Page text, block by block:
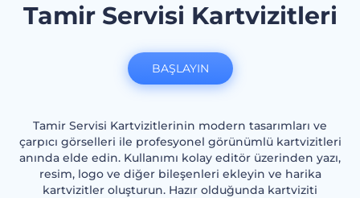
Tamir Servisi Kartvizitleri
Tamir Servisi Kartvizitlerinin modern tasarımları ve
çarpıcı görselleri ile profesyonel görünümlü kartvizitleri
anında elde edin. Kullanımı kolay editör üzerinden yazı,
resim, logo ve diğer bileşenleri ekleyin ve harika
kartvizitler oluşturun. Hazır olduğunda kartviziti
BAŞLAYIN